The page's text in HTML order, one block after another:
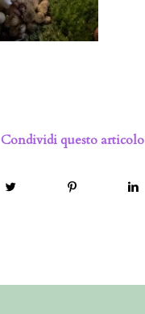
Condividi questo articolo